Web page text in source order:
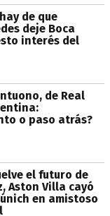
de que
deje Boca
interés del
de Real
o paso atrás?
el futuro de
Aston Villa cayó
en amistoso